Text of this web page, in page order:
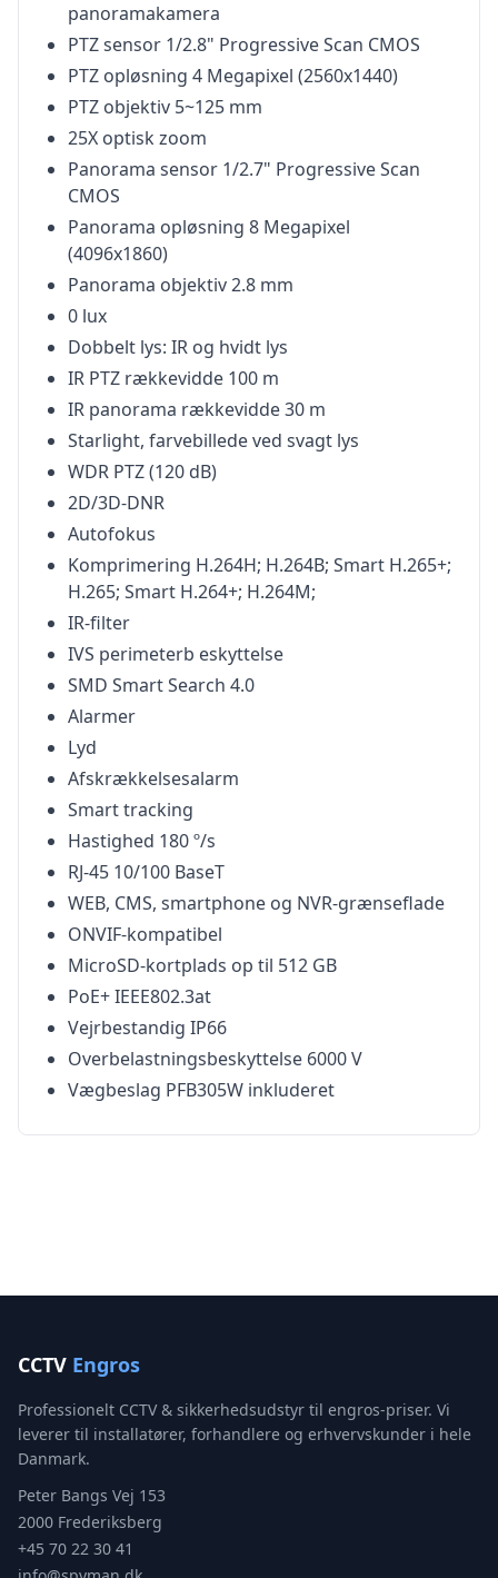
panoramakamera
PTZ sensor 1/2.8" Progressive Scan CMOS
PTZ opløsning 4 Megapixel (2560x1440)
PTZ objektiv 5~125 mm
25X optisk zoom
Panorama sensor 1/2.7" Progressive Scan
CMOS
Panorama opløsning 8 Megapixel
(4096x1860)
Panorama objektiv 2.8 mm
0 lux
Dobbelt lys: IR og hvidt lys
IR PTZ rækkevidde 100 m
IR panorama rækkevidde 30 m
Starlight, farvebillede ved svagt lys
WDR PTZ (120 dB)
2D/3D-DNR
Autofokus
Komprimering H.264H; H.264B; Smart H.265+;
H.265; Smart H.264+; H.264M;
IR-filter
IVS perimeterb eskyttelse
SMD Smart Search 4.0
Alarmer
Lyd
Afskrækkelsesalarm
Smart tracking
Hastighed 180 º/s
RJ-45 10/100 BaseT
WEB, CMS, smartphone og NVR-grænseflade
ONVIF-kompatibel
MicroSD-kortplads op til 512 GB
PoE+ IEEE802.3at
Vejrbestandig IP66
Overbelastningsbeskyttelse 6000 V
Vægbeslag PFB305W inkluderet
CCTV Engros
Professionelt CCTV & sikkerhedsudstyr til engros-priser. Vi
leverer til installatører, forhandlere og erhvervskunder i hele
Danmark.
Peter Bangs Vej 153
2000 Frederiksberg
+45 70 22 30 41